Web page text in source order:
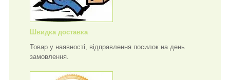
Швидка доставка
Товар у наявності, відправлення посилок на день
замовлення.